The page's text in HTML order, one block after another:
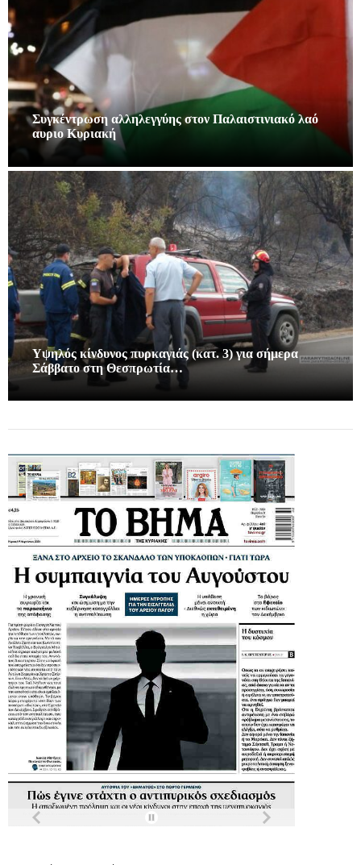
Συγκέντρωση αλληλεγγύης στον Παλαιστινιακό λαό
αυριο Κυριακή
Υψηλός κίνδυνος πυρκαγιάς (κατ. 3) για σήμερα
Σάββατο στη Θεσπρωτία…